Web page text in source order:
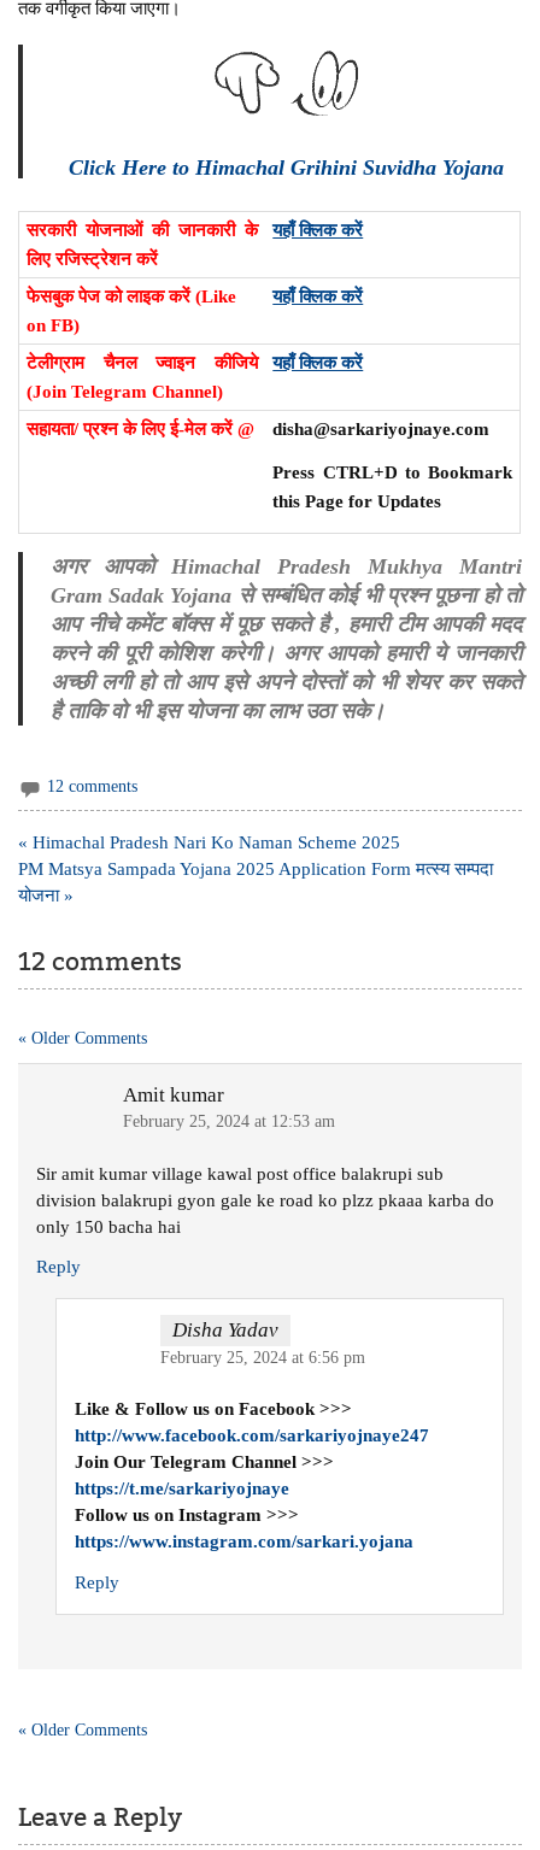
तक वर्गीकृत किया जाएगा।
Click Here to Himachal Grihini Suvidha Yojana
सरकारी योजनाओं की जानकारी के
लिए रजिस्ट्रेशन करें
यहाँ क्लिक करें
फेसबुक पेज को लाइक करें (Like
on FB)
यहाँ क्लिक करें
टेलीग्राम चैनल ज्वाइन कीजिये
(Join Telegram Channel)
यहाँ क्लिक करें
सहायता/ प्रश्न के लिए ई-मेल करें @ disha@sarkariyojnaye.com
Press CTRL+D to Bookmark
this Page for Updates
अगर आपको Himachal Pradesh Mukhya Mantri
Gram Sadak Yojana से सम्बंधित कोई भी प्रश्न पूछना हो तो
आप नीचे कमेंट बॉक्स में पूछ सकते है , हमारी टीम आपकी मदद
करने की पूरी कोशिश करेगी। अगर आपको हमारी ये जानकारी
अच्छी लगी हो तो आप इसे अपने दोस्तों को भी शेयर कर सकते
है ताकि वो भी इस योजना का लाभ उठा सके।
12 comments
Post
navigation
« Himachal Pradesh Nari Ko Naman Scheme 2025
PM Matsya Sampada Yojana 2025 Application Form मत्स्य सम्पदा
योजना »
12 comments
« Older Comments
Amit kumar
February 25, 2024 at 12:53 am
Sir amit kumar village kawal post office balakrupi sub
division balakrupi gyon gale ke road ko plzz pkaaa karba do
only 150 bacha hai
Reply
Disha Yadav
February 25, 2024 at 6:56 pm
Like & Follow us on Facebook >>>
http://www.facebook.com/sarkariyojnaye247
Join Our Telegram Channel >>>
https://t.me/sarkariyojnaye
Follow us on Instagram >>>
https://www.instagram.com/sarkari.yojana
Reply
« Older Comments
Leave a Reply